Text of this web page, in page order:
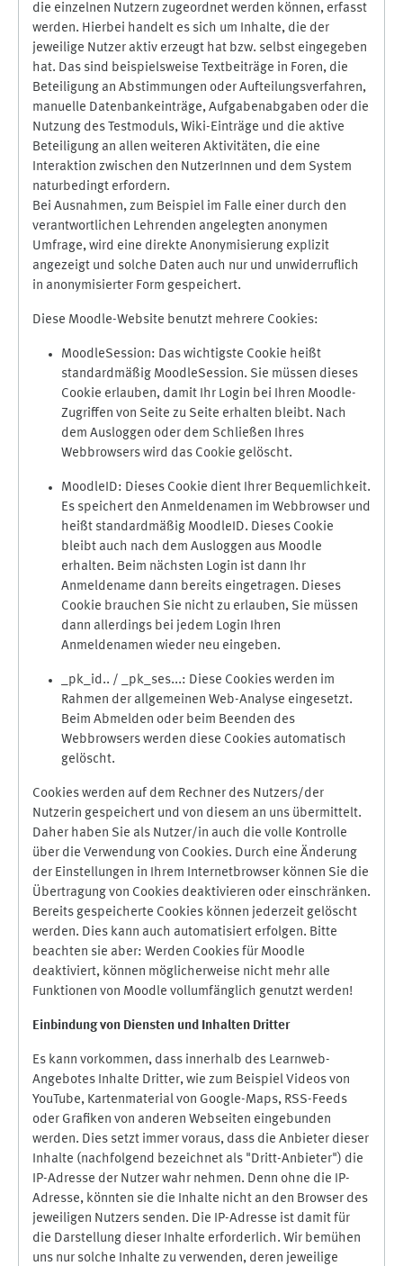
die einzelnen Nutzern zugeordnet werden können, erfasst
werden. Hierbei handelt es sich um Inhalte, die der
jeweilige Nutzer aktiv erzeugt hat bzw. selbst eingegeben
hat. Das sind beispielsweise Textbeiträge in Foren, die
Beteiligung an Abstimmungen oder Aufteilungsverfahren,
manuelle Datenbankeinträge, Aufgabenabgaben oder die
Nutzung des Testmoduls, Wiki-Einträge und die aktive
Beteiligung an allen weiteren Aktivitäten, die eine
Interaktion zwischen den NutzerInnen und dem System
naturbedingt erfordern.
Bei Ausnahmen, zum Beispiel im Falle einer durch den
verantwortlichen Lehrenden angelegten anonymen
Umfrage, wird eine direkte Anonymisierung explizit
angezeigt und solche Daten auch nur und unwiderruflich
in anonymisierter Form gespeichert.
Diese Moodle-Website benutzt mehrere Cookies:
MoodleSession: Das wichtigste Cookie heißt
standardmäßig MoodleSession. Sie müssen dieses
Cookie erlauben, damit Ihr Login bei Ihren Moodle-
Zugriffen von Seite zu Seite erhalten bleibt. Nach
dem Ausloggen oder dem Schließen Ihres
Webbrowsers wird das Cookie gelöscht.
MoodleID: Dieses Cookie dient Ihrer Bequemlichkeit.
Es speichert den Anmeldenamen im Webbrowser und
heißt standardmäßig MoodleID. Dieses Cookie
bleibt auch nach dem Ausloggen aus Moodle
erhalten. Beim nächsten Login ist dann Ihr
Anmeldename dann bereits eingetragen. Dieses
Cookie brauchen Sie nicht zu erlauben, Sie müssen
dann allerdings bei jedem Login Ihren
Anmeldenamen wieder neu eingeben.
_pk_id.. / _pk_ses...: Diese Cookies werden im
Rahmen der allgemeinen Web-Analyse eingesetzt.
Beim Abmelden oder beim Beenden des
Webbrowsers werden diese Cookies automatisch
gelöscht.
Cookies werden auf dem Rechner des Nutzers/der
Nutzerin gespeichert und von diesem an uns übermittelt.
Daher haben Sie als Nutzer/in auch die volle Kontrolle
über die Verwendung von Cookies. Durch eine Änderung
der Einstellungen in Ihrem Internetbrowser können Sie die
Übertragung von Cookies deaktivieren oder einschränken.
Bereits gespeicherte Cookies können jederzeit gelöscht
werden. Dies kann auch automatisiert erfolgen. Bitte
beachten sie aber: Werden Cookies für Moodle
deaktiviert, können möglicherweise nicht mehr alle
Funktionen von Moodle vollumfänglich genutzt werden!
Einbindung von Diensten und Inhalten Dritter
Es kann vorkommen, dass innerhalb des Learnweb-
Angebotes Inhalte Dritter, wie zum Beispiel Videos von
YouTube, Kartenmaterial von Google-Maps, RSS-Feeds
oder Grafiken von anderen Webseiten eingebunden
werden. Dies setzt immer voraus, dass die Anbieter dieser
Inhalte (nachfolgend bezeichnet als "Dritt-Anbieter") die
IP-Adresse der Nutzer wahr nehmen. Denn ohne die IP-
Adresse, könnten sie die Inhalte nicht an den Browser des
jeweiligen Nutzers senden. Die IP-Adresse ist damit für
die Darstellung dieser Inhalte erforderlich. Wir bemühen
uns nur solche Inhalte zu verwenden, deren jeweilige